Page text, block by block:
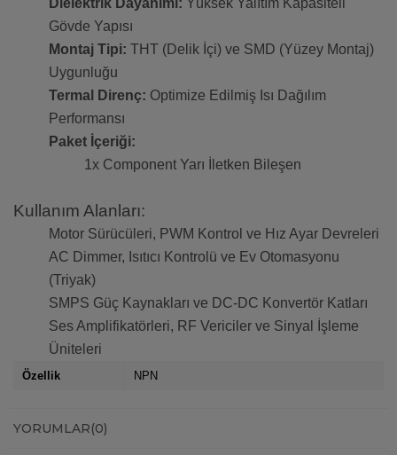
Dielektrik Dayanımı: Yüksek Yalıtım Kapasiteli
Gövde Yapısı
Montaj Tipi: THT (Delik İçi) ve SMD (Yüzey Montaj)
Uygunluğu
Termal Direnç: Optimize Edilmiş Isı Dağılım
Performansı
Paket İçeriği:
1x Component Yarı İletken Bileşen
Kullanım Alanları:
Motor Sürücüleri, PWM Kontrol ve Hız Ayar Devreleri
AC Dimmer, Isıtıcı Kontrolü ve Ev Otomasyonu
(Triyak)
SMPS Güç Kaynakları ve DC-DC Konvertör Katları
Ses Amplifikatörleri, RF Vericiler ve Sinyal İşleme
Üniteleri
Özellik NPN
YORUMLAR(0)